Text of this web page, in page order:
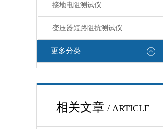
接地电阻测试仪
变压器短路阻抗测试仪
更多分类
相关文章 / ARTICLE